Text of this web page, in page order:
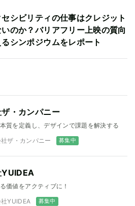
シビリティの仕事はクレジット
のか？バリアフリー上映の質向
るシンポジウムをレポート
・カンパニー
質を定義し、デザインで課題を解決する
ザ・カンパニー 募集中
価値をアクティブに！
YUIDEA 募集中